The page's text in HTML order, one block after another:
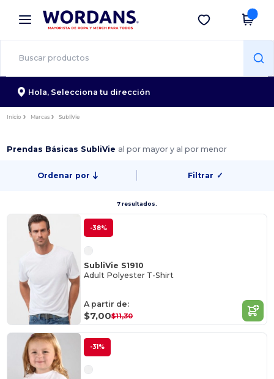
× App de Wordans
¡Mejores precios en app!
Descargar app
Hola, Selecciona tu dirección
Inicio Marcas SubliVie
Prendas Básicas SubliVie al por mayor y al por menor
Ordenar por Filtrar ✓
7 resultados.
-38%
SubliVie S1910
Adult Polyester T-Shirt
A partir de:
$7,00$11,30
-31%